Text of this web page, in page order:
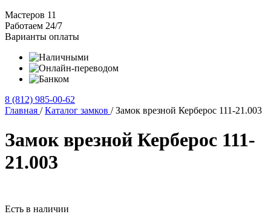
Мастеров 11
Работаем 24/7
Варианты оплаты
8 (812) 985-00-62
Главная /Каталог замков /Замок врезной Керберос 111-21.003
Замок врезной Керберос 111-
21.003
Есть в наличии